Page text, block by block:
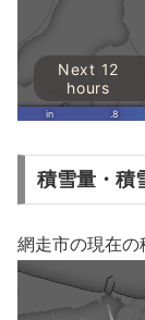
積雪量・積
網走市の現在の